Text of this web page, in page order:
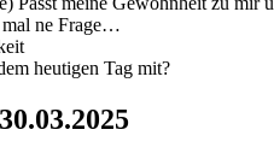
ne Frage…
heutigen Tag mit?